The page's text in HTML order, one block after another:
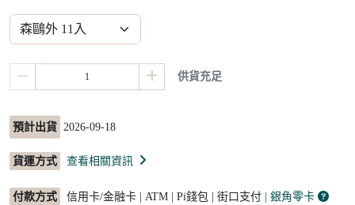
供貨充足
預計出貨 2026-09-18
貨運方式 查看相關資訊
付款方式 信用卡/金融卡 | ATM | Pi錢包 | 街口支付 | 銀角零卡